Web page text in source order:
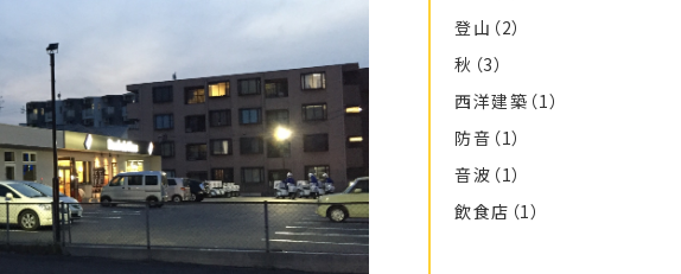
登山 （2）
秋 （3）
西洋建築 （1）
防音 （1）
音波 （1）
飲食店 （1）